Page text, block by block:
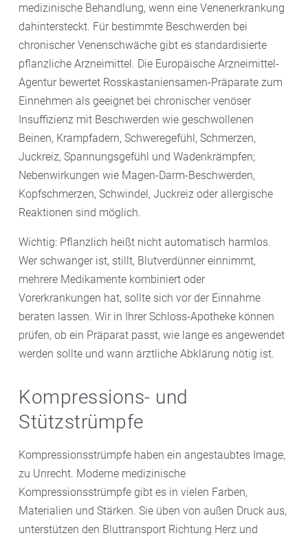
medizinische Behandlung, wenn eine Venenerkrankung
dahintersteckt. Für bestimmte Beschwerden bei
chronischer Venenschwäche gibt es standardisierte
pflanzliche Arzneimittel. Die Europäische Arzneimittel-
Agentur bewertet Rosskastaniensamen-Präparate zum
Einnehmen als geeignet bei chronischer venöser
Insuffizienz mit Beschwerden wie geschwollenen
Beinen, Krampfadern, Schweregefühl, Schmerzen,
Juckreiz, Spannungsgefühl und Wadenkrämpfen;
Nebenwirkungen wie Magen-Darm-Beschwerden,
Kopfschmerzen, Schwindel, Juckreiz oder allergische
Reaktionen sind möglich.
Wichtig: Pflanzlich heißt nicht automatisch harmlos.
Wer schwanger ist, stillt, Blutverdünner einnimmt,
mehrere Medikamente kombiniert oder
Vorerkrankungen hat, sollte sich vor der Einnahme
beraten lassen. Wir in Ihrer Schloss-Apotheke können
prüfen, ob ein Präparat passt, wie lange es angewendet
werden sollte und wann ärztliche Abklärung nötig ist.
Kompressions- und
Stützstrümpfe
Kompressionsstrümpfe haben ein angestaubtes Image,
zu Unrecht. Moderne medizinische
Kompressionsstrümpfe gibt es in vielen Farben,
Materialien und Stärken. Sie üben von außen Druck aus,
unterstützen den Bluttransport Richtung Herz und